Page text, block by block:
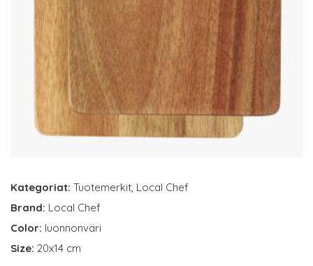
Kategoriat: Tuotemerkit, Local Chef
Brand: Local Chef
Color: luonnonväri
Size: 20x14 cm